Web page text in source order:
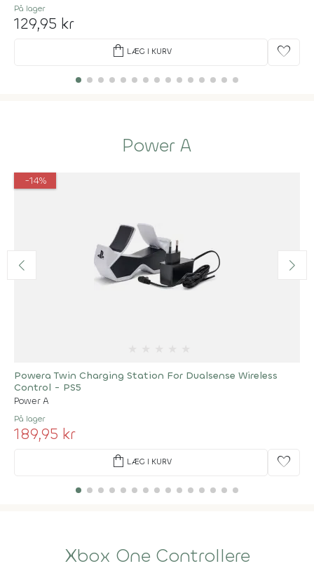
På lager
129,95 kr
shopping_bag LÆG I KURV favorite
Power A
-14%
Powera Twin Charging Station For Dualsense Wireless
Control - PS5
Power A
På lager
189,95 kr
shopping_bag LÆG I KURV favorite
Xbox One Controllere